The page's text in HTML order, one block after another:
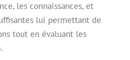
les connaissances, et
lui permettant de
tout en évaluant les